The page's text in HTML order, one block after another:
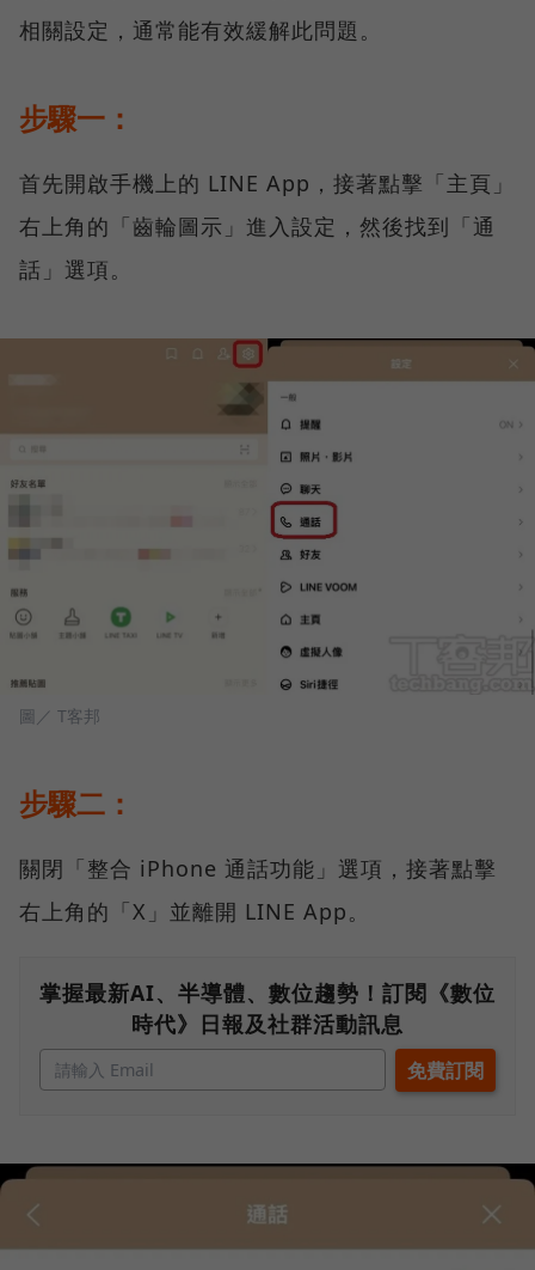
相關設定，通常能有效緩解此問題。
步驟一：
首先開啟手機上的 LINE App，接著點擊「主頁」
右上角的「齒輪圖示」進入設定，然後找到「通
話」選項。
圖／ T客邦
步驟二：
關閉「整合 iPhone 通話功能」選項，接著點擊
右上角的「X」並離開 LINE App。
掌握最新AI、半導體、數位趨勢！訂閱《數位
時代》日報及社群活動訊息